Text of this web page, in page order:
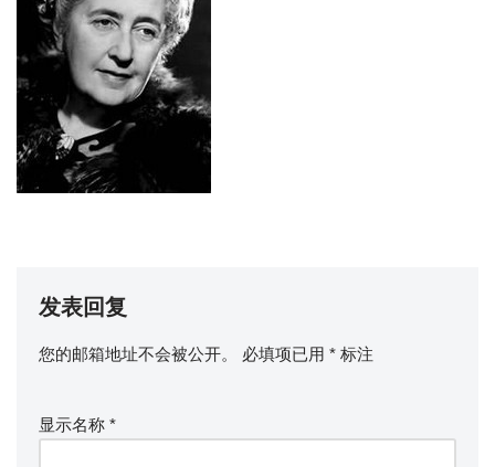
发表回复
您的邮箱地址不会被公开。 必填项已用 * 标注
显示名称 *